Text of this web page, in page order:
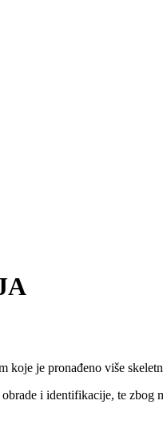
koje je pronađeno više
i identifikacije, te